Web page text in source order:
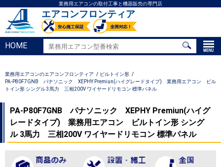
業務用エアコンの取付工事と機器販売の専門店
エアコンフロンティア
HOME
業務用エアコンのエアコンフロンティア
ビルトイン形
PA-P80F7GNB パナソニック XEPHY Premiun(ハイグレードタイプ) 業務用エアコン ビル
トイン形 シングル 3馬力 三相200V ワイヤードリモコン 標準パネル
PA-P80F7GNB パナソニック XEPHY Premiun(ハイグ
レードタイプ) 業務用エアコン ビルトイン形 シング
ル 3馬力 三相200V ワイヤードリモコン 標準パネル